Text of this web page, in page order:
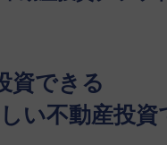
資できる
い不動産投資